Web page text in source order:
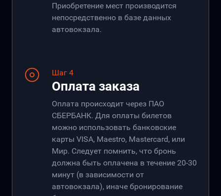
Приобретение мест производится
непосредственно в базе данных
автовокзала.
Шаг 4
Оплата заказа
Оплата происходит через ПАО
СБЕРБАНК. Для оплаты билетов
можно использовать банковские
карты VISA, Maestro, Mastercard, или
Мир. Следует помнить, что бронь
должна быть оплачена в течение 20-30
минут (в зависимости от
автовокзала), иначе бронирование